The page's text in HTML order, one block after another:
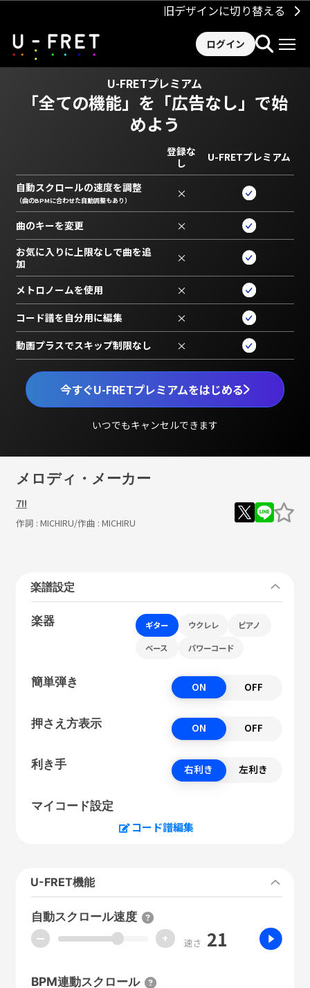
旧デザインに切り替える
ログイン
U-FRETプレミアム
「全ての機能」を 「広告なし」で始
めよう
今すぐU-FRETプレミアムをはじめる
いつでもキャンセルできます
登録な
し
U-FRETプレミアム
自動スクロールの速度を調整
（曲のBPMに合わせた自動調整もあり） ×
曲のキーを変更 ×
お気に入りに上限なしで曲を追
加
×
メトロノームを使用 ×
コード譜を自分用に編集 ×
動画プラスでスキップ制限なし ×
メロディ・メーカー
7!!
作詞 : MICHIRU/作曲 : MICHIRU
楽譜設定
楽器 ギター ウクレレ ピアノ
ベース パワーコード
簡単弾き ON OFF
押さえ方表示 ON OFF
利き手 右利き 左利き
マイコード設定
コード譜編集
U-FRET機能
自動スクロール速度
ー + 速さ 21
BPM連動スクロール